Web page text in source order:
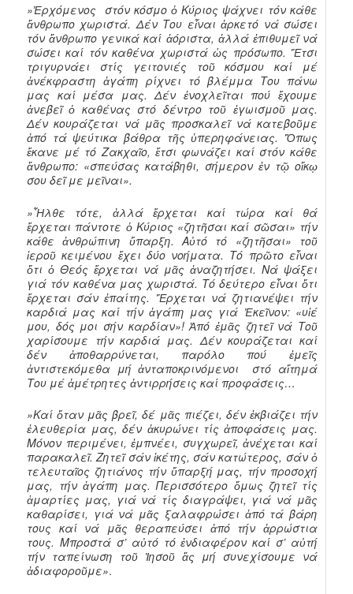
»Ἐρχόμενος στόν κόσμο ὁ Κύριοςψάχνει τόν κάθε
ἄνθρωπο χωριστά. Δέν Του εἶναι ἀρκετό νά σώσει
τόν ἄνθρωπο γενικά καί ἀόριστα, ἀλλά ἐπιθυμεῖ νά
σώσει καί τόν καθένα χωριστά ὡς πρόσωπο. Ἔτσι
τριγυρνάει στίς γειτονιές τοῦ κόσμου καί μέ
ἀνέκφραστη ἀγάπη ρίχνει τό βλέμμα Του πάνω
μας καί μέσα μας. Δέν ἐνοχλεῖται πού ἔχουμε
ἀνεβεῖ ὁ καθένας στό δέντρο τοῦ ἐγωισμοῦ μας.
Δέν κουράζεται νά μᾶς προσκαλεῖ νά κατεβοῦμε
ἀπό τά ψεύτικα βάθρα τῆς ὑπερηφάνειας. Ὅπως
ἔκανε μέ τό Ζακχαῖο, ἔτσι φωνάζει καί στόν κάθε
ἄνθρωπο: «σπεύσας κατάβηθι, σήμερον ἐν τῷ οἴκῳ
σου δεῖ με μεῖναι».
»Ἦλθε τότε, ἀλλά ἔρχεται καί τώρα καί θά
ἔρχεται πάντοτε ὁ Κύριος «ζητῆσαι καί σῶσαι» τήν
κάθε ἀνθρώπινη ὕπαρξη. Αὐτό τό «ζητῆσαι» τοῦ
ἱεροῦ κειμένου ἔχει δύο νοήματα. Τό πρῶτο εἶναι
ὅτι ὁ Θεός ἔρχεται νά μᾶς ἀναζητήσει. Νά ψάξει
γιά τόν καθένα μας χωριστά. Τό δεύτερο εἶναι ὅτι
ἔρχεται σάν ἐπαίτης. Ἔρχεται νά ζητιανέψει τήν
καρδιά μας καί τήν ἀγάπη μας γιά Ἐκεῖνον: «υἱέ
μου, δός μοι σήν καρδίαν»! Ἀπό ἐμᾶς ζητεῖ νά Τοῦ
χαρίσουμε τήν καρδιά μας. Δέν κουράζεται καί
δέν ἀποθαρρύνεται, παρόλο πού ἐμεῖς
ἀντιστεκόμεθα μή ἀνταποκρινόμενοι στό αἴτημά
Του μέ ἀμέτρητες ἀντιρρήσεις καί προφάσεις…
»Καί ὅταν μᾶς βρεῖ, δέ μᾶς πιέζει, δέν ἐκβιάζει τήν
ἐλευθερία μας, δέν ἀκυρώνει τίς ἀποφάσεις μας.
Μόνον περιμένει, ἐμπνέει, συγχωρεῖ, ἀνέχεται καί
παρακαλεῖ. Ζητεῖ σάν ἱκέτης, σάν κατώτερος, σάν ὁ
τελευταῖος ζητιάνος τήν ὕπαρξή μας, τήν προσοχή
μας, τήν ἀγάπη μας. Περισσότερο ὅμως ζητεῖ τίς
ἁμαρτίες μας, γιά νά τίς διαγράψει, γιά νά μᾶς
καθαρίσει, γιά νά μᾶς ξαλαφρώσει ἀπό τά βάρη
τους καί νά μᾶς θεραπεύσει ἀπό τήν ἀρρώστια
τους. Μπροστά σ’ αὐτό τό ἐνδιαφέρον καί σ’ αὐτή
τήν ταπείνωση τοῦ Ἰησοῦ ἄς μή συνεχίσουμε νά
ἀδιαφοροῦμε».